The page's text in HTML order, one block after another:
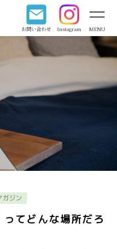
お問い合わせ Instagram MENU
ガジン
ってどんな場所だろ